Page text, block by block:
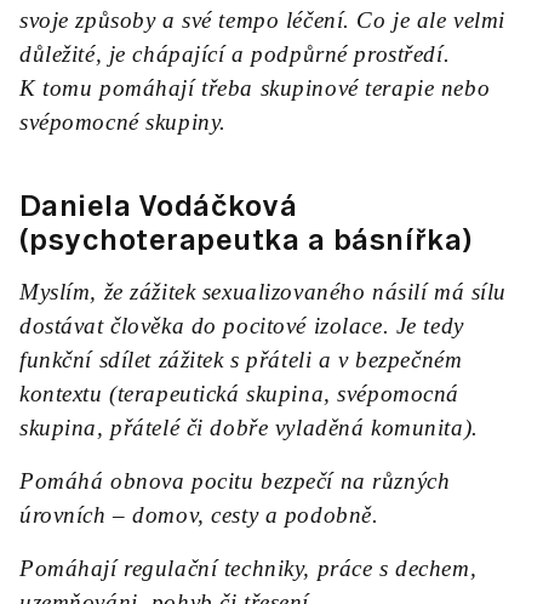
svoje způsoby a své tempo léčení. Co je ale velmi
důležité, je chápající a podpůrné prostředí.
K tomu pomáhají třeba skupinové terapie nebo
svépomocné skupiny.
Daniela Vodáčková
(psychoterapeutka a básnířka)
Myslím, že zážitek sexualizovaného násilí má sílu
dostávat člověka do pocitové izolace. Je tedy
funkční sdílet zážitek s přáteli a v bezpečném
kontextu (terapeutická skupina, svépomocná
skupina, přátelé či dobře vyladěná komunita).
Pomáhá obnova pocitu bezpečí na různých
úrovních – domov, cesty a podobně.
Pomáhají regulační techniky, práce s dechem,